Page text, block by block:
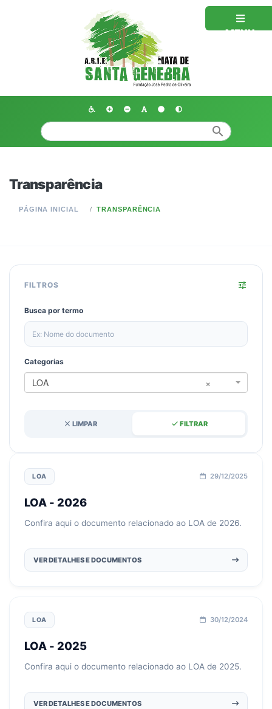
MENU
search
Transparência
PÁGINA INICIAL TRANSPARÊNCIA
LOA 29/12/2025
LOA - 2026
Confira aqui o documento relacionado ao LOA de 2026.
VER DETALHES E DOCUMENTOS
LOA 30/12/2024
LOA - 2025
Confira aqui o documento relacionado ao LOA de 2025.
VER DETALHES E DOCUMENTOS
FILTROS tune
Busca por termo
Categorias
×
LOA
close LIMPAR done FILTRAR